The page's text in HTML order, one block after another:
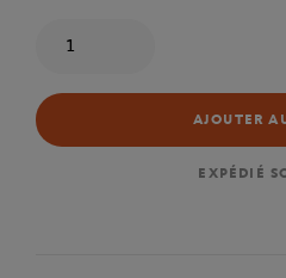
AJOUTER
EXPÉDIÉ